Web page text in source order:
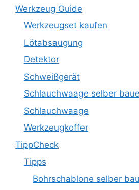
Werkzeug Guide
Werkzeugset kaufen
Lötabsaugung
Detektor
Schweißgerät
Schlauchwaage selber
Schlauchwaage
Werkzeugkoffer
TippCheck
Tipps
Bohrschablone selber